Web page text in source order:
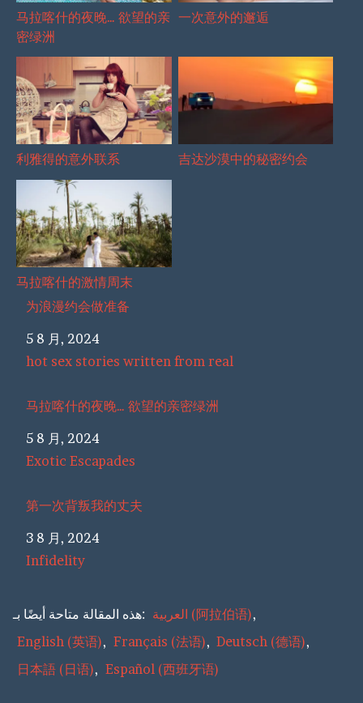
马拉喀什的夜晚… 欲望的亲
密绿洲
一次意外的邂逅
利雅得的意外联系 吉达沙漠中的秘密约会
马拉喀什的激情周末
为浪漫约会做准备
日期
5 8 月, 2024
关于
hot sex stories written from real
马拉喀什的夜晚… 欲望的亲密绿洲
日期
5 8 月, 2024
关于
Exotic Escapades
第一次背叛我的丈夫
日期
3 8 月, 2024
关于
Infidelity
هذه المقالة متاحة أيضًا بـ: العربية (阿拉伯语)
English (英语) Français (法语) Deutsch (德语)
日本語(日语) Español (西班牙语)